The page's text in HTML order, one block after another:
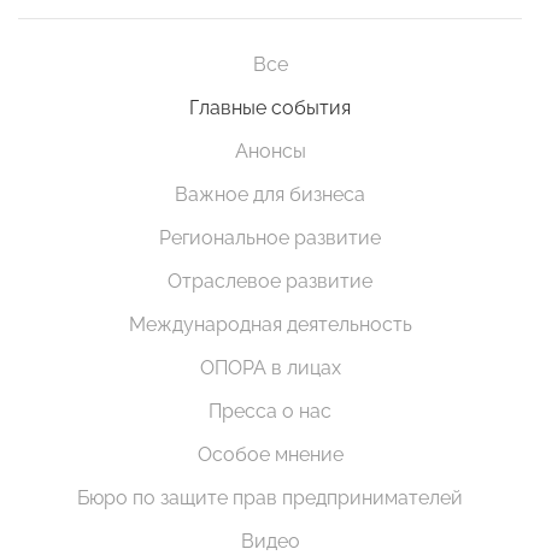
Все
Главные события
Анонсы
Важное для бизнеса
Региональное развитие
Отраслевое развитие
Международная деятельность
ОПОРА в лицах
Пресса о нас
Особое мнение
Бюро по защите прав предпринимателей
Видео